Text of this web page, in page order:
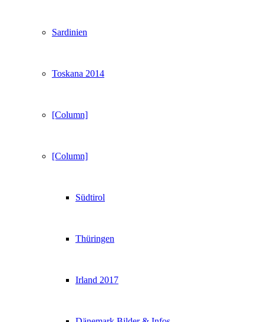
Sardinien
Toskana 2014
[Column]
[Column]
Südtirol
Thüringen
Irland 2017